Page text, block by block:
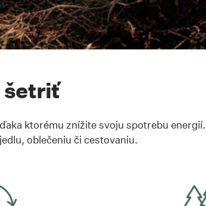
šetriť
ktorému znížite svoju spotrebu
oblečeniu či cestovaniu.